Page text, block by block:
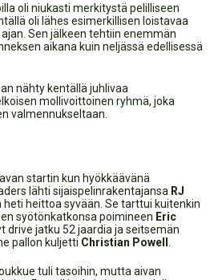
oli niukasti merkitystä pelilliseen
oli lähes esimerkillisen loistavaa
Sen jälkeen tehtiin enemmän
aikana kuin neljässä edellisessä
nähty kentällä juhlivaa
mollivoittoinen ryhmä, joka
valmennukseltaan.
startin kun hyökkäävänä
lähti sijaispelinrakentajansa RJ
heittoa syvään. Se tarttui kuitenkin
syötönkatkonsa poimineen Eric
drive jatku 52 jaardia ja seitsemän
pallon kuljetti Christian Powell
tuli tasoihin, mutta aivan